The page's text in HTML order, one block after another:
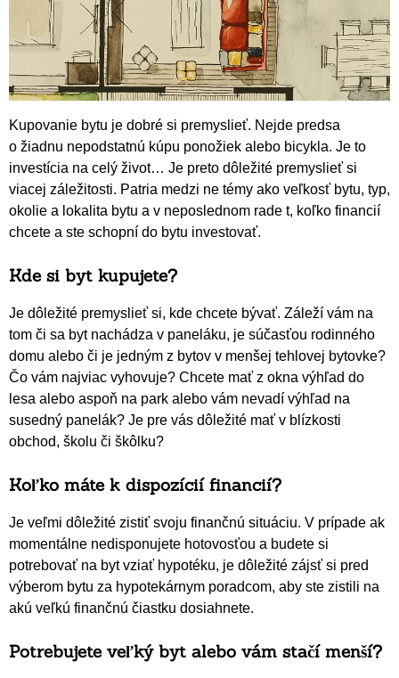
Kupovanie bytu je dobré si premyslieť. Nejde predsa
o žiadnu nepodstatnú kúpu ponožiek alebo bicykla. Je to
investícia na celý život… Je preto dôležité premyslieť si
viacej záležitosti. Patria medzi ne témy ako veľkosť bytu, typ,
okolie a lokalita bytu a v neposlednom rade t, koľko financií
chcete a ste schopní do bytu investovať.
Kde si byt kupujete?
Je dôležité premyslieť si, kde chcete bývať. Záleží vám na
tom či sa byt nachádza v paneláku, je súčasťou rodinného
domu alebo či je jedným z bytov v menšej tehlovej bytovke?
Čo vám najviac vyhovuje? Chcete mať z okna výhľad do
lesa alebo aspoň na park alebo vám nevadí výhľad na
susedný panelák? Je pre vás dôležité mať v blízkosti
obchod, školu či škôlku?
Koľko máte k dispozícií financií?
Je veľmi dôležité zistiť svoju finančnú situáciu. V prípade ak
momentálne nedisponujete hotovosťou a budete si
potrebovať na byt vziať hypotéku, je dôležité zájsť si pred
výberom bytu za hypotekárnym poradcom, aby ste zistili na
akú veľkú finančnú čiastku dosiahnete.
Potrebujete veľký byt alebo vám stačí menší?